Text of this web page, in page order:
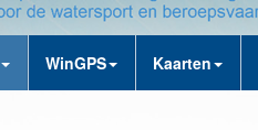
WinGPS Kaarten